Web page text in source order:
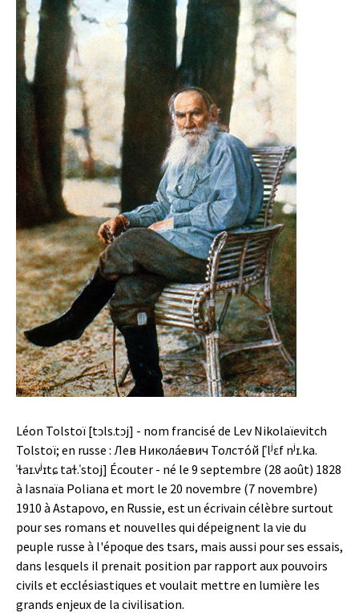
Léon Tolstoï [tɔls.tɔj] - nom francisé de Lev Nikolaïevitch
Tolstoï; en russe : Лев Никола́евич Толсто́й [ˈlʲɛf nʲɪ.ka.
ˈɫaɪ.vʲɪtɕ taɫ.ˈstoj] Écouter - né le 9 septembre (28 août) 1828
à Iasnaïa Poliana et mort le 20 novembre (7 novembre)
1910 à Astapovo, en Russie, est un écrivain célèbre surtout
pour ses romans et nouvelles qui dépeignent la vie du
peuple russe à l'époque des tsars, mais aussi pour ses essais,
dans lesquels il prenait position par rapport aux pouvoirs
civils et ecclésiastiques et voulait mettre en lumière les
grands enjeux de la civilisation.